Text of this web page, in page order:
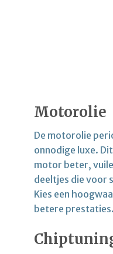
Motorolie
De motorolie
onnodige luxe.
motor beter,
deeltjes die voor
Kies een
betere prestaties.